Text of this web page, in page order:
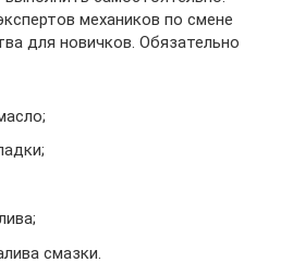
механиков по смене
для новичков. Обязательно
смазки.